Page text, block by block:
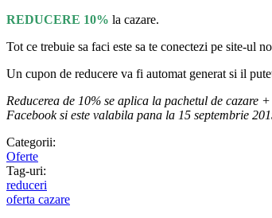
REDUCERE 10% la cazare.
Tot ce trebuie sa faci este sa te conectezi pe site-ul
Un cupon de reducere va fi automat generat si il
Reducerea de 10% se aplica la pachetul de cazare
Facebook si este valabila pana la 15 septembrie
Categorii:
Oferte
Tag-uri:
reduceri
oferta cazare